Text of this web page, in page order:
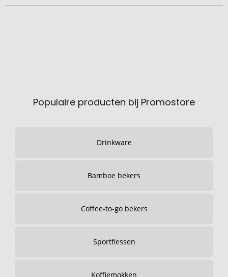
Populaire producten bij Promostore
Drinkware
Bamboe bekers
Coffee-to-go bekers
Sportflessen
Koffiemokken